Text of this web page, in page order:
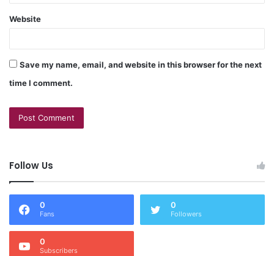
Website
Save my name, email, and website in this browser for the next
time I comment.
Follow Us
0
Fans
0
Followers
0
Subscribers